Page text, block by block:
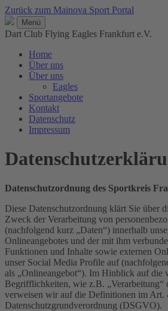
Zurück zum Mainova Sport Portal
Menü
Dart Club Flying Eagles Frankfurt e.V.
Home
Über uns
Über uns
Eagles
Sportangebote
Kontakt
Datenschutz
Impressum
Datenschutzordnung des Sportkreis
Diese Datenschutzordnung klärt Sie über
Zweck der Verarbeitung von
(nachfolgend kurz „Daten“) innerhalb
Onlineangebotes und der mit ihm
Funktionen und Inhalte sowie externen
unser Social Media Profile auf
als „Onlineangebot“). Im Hinblick auf die
Begrifflichkeiten, wie z.B. „Verarbeitung“
verweisen wir auf die Definitionen im Art.
Datenschutzgrundverordnung (DSGVO).